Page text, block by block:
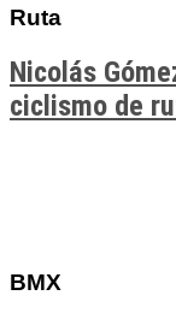
Ruta
Nicolás
ciclismo de
BMX